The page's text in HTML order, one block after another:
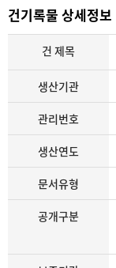
건기록물 상세정보
건 제목
생산기관
관리번호
생산연도
문서유형
공개구분